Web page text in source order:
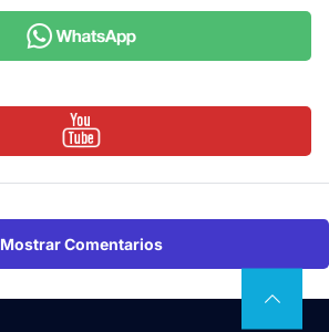
Mostrar Comentarios